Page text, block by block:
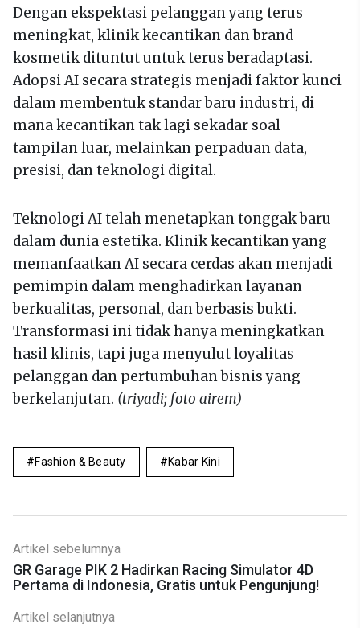
Dengan ekspektasi pelanggan yang terus
meningkat, klinik kecantikan dan brand
kosmetik dituntut untuk terus beradaptasi.
Adopsi AI secara strategis menjadi faktor kunci
dalam membentuk standar baru industri, di
mana kecantikan tak lagi sekadar soal
tampilan luar, melainkan perpaduan data,
presisi, dan teknologi digital.
Teknologi AI telah menetapkan tonggak baru
dalam dunia estetika. Klinik kecantikan yang
memanfaatkan AI secara cerdas akan menjadi
pemimpin dalam menghadirkan layanan
berkualitas, personal, dan berbasis bukti.
Transformasi ini tidak hanya meningkatkan
hasil klinis, tapi juga menyulut loyalitas
pelanggan dan pertumbuhan bisnis yang
berkelanjutan. (triyadi; foto airem)
Fashion & Beauty Kabar Kini
Artikel sebelumnya
GR Garage PIK 2 Hadirkan Racing Simulator 4D
Pertama di Indonesia, Gratis untuk Pengunjung!
Artikel selanjutnya